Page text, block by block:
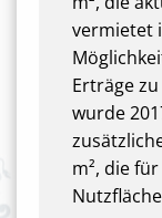
vermietet
Erträge
wurde
m², die